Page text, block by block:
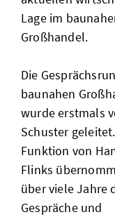
Lage im
Großhandel.
Die
baunahen
wurde erstmals
Schuster
Funktion von
Flinks
über viele Jahre
Gespräche und